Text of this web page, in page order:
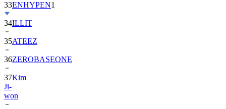
34ILLIT
35ATEEZ
36ZEROBASEONE
37Kim
Ji-
won
38KiiiKiii